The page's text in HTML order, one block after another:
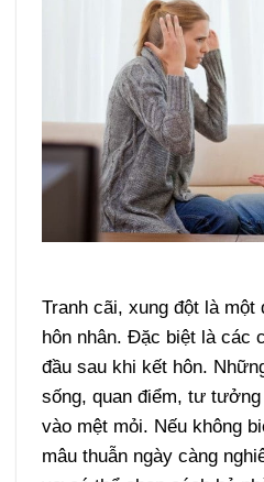
Tranh cãi, xung đột là
hôn nhân. Đặc biệt là các
đầu sau khi kết hôn.
sống, quan điểm, tư
vào mệt mỏi. Nếu không
mâu thuẫn ngày càng